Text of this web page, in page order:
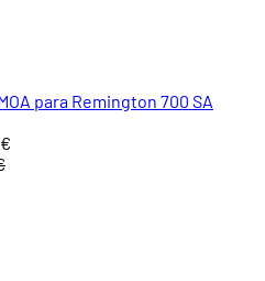
para Remington 700 SA